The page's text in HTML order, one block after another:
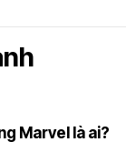
Marvel là ai?